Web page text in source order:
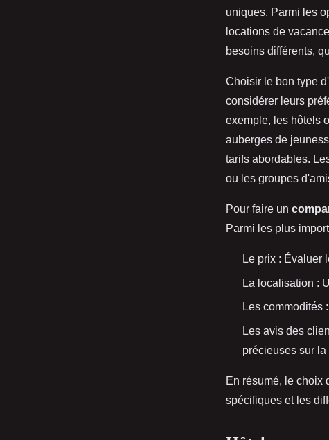
uniques. Parmi les
locations de
besoins différents,
Choisir le bon type d'
considérer leurs
exemple, les hôtels
auberges de
tarifs abordables.
ou les groupes
Pour faire un
Parmi les plus
Le prix : Évaluer
La localisation :
Les commodités
Les avis des
précieuses sur
En résumé, le choix
spécifiques et les